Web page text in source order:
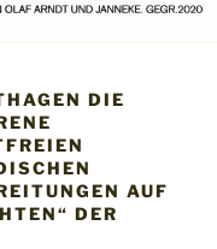
DIE
AUF
DER